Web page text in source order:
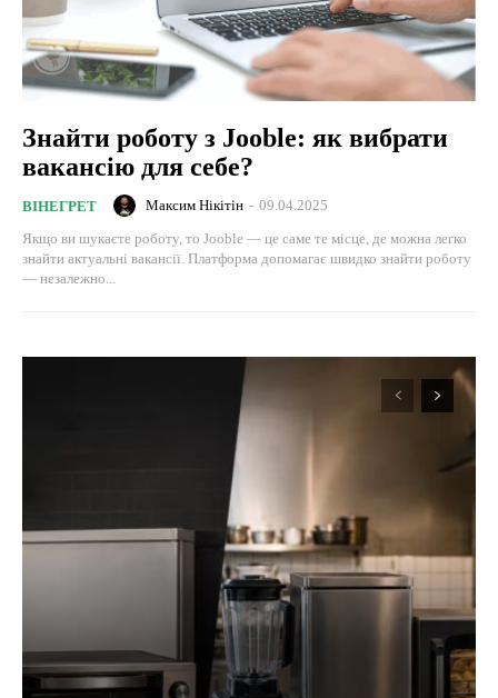
Знайти роботу з Jooble: як вибрати
вакансію для себе?
ВІНЕГРЕТ Максим Нікітін - 09.04.2025
Якщо ви шукаєте роботу, то Jooble — це саме те місце, де можна легко
знайти актуальні вакансії. Платформа допомагає швидко знайти роботу
— незалежно...